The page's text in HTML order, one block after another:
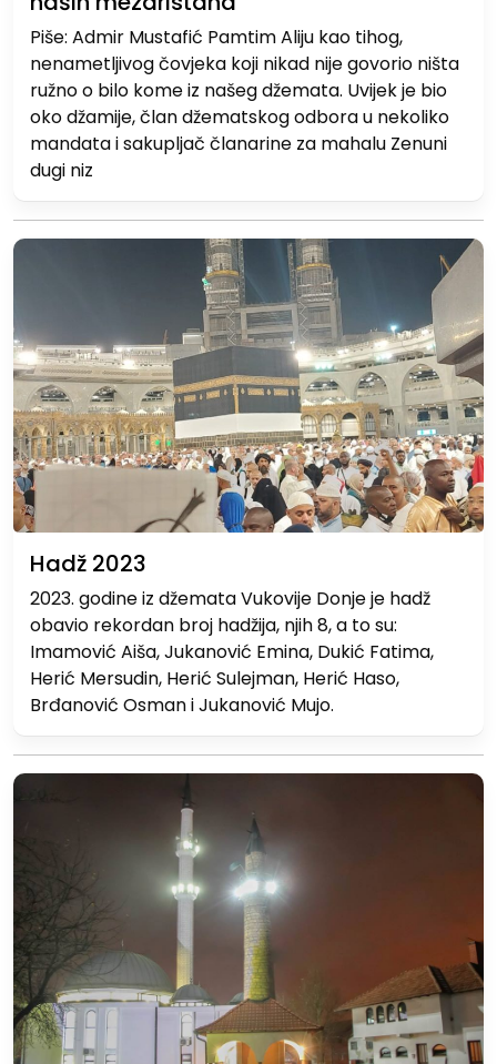
Piše: Admir Mustafić Pamtim Aliju kao tihog,
nenametljivog čovjeka koji nikad nije govorio ništa
ružno o bilo kome iz našeg džemata. Uvijek je bio
oko džamije, član džematskog odbora u nekoliko
mandata i sakupljač članarine za mahalu Zenuni
dugi niz
Hadž 2023
2023. godine iz džemata Vukovije Donje je hadž
obavio rekordan broj hadžija, njih 8, a to su:
Imamović Aiša, Jukanović Emina, Dukić Fatima,
Herić Mersudin, Herić Sulejman, Herić Haso,
Brđanović Osman i Jukanović Mujo.